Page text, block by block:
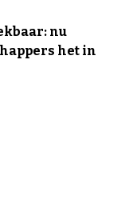
nu
het in